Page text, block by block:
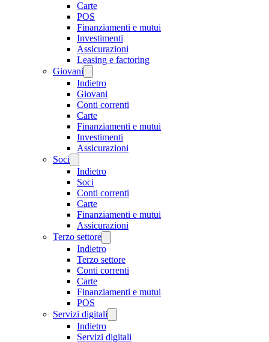
Carte
POS
Finanziamenti e mutui
Investimenti
Assicurazioni
Leasing e factoring
Giovani
Indietro
Giovani
Conti correnti
Carte
Finanziamenti e mutui
Investimenti
Assicurazioni
Soci
Indietro
Soci
Conti correnti
Carte
Finanziamenti e mutui
Assicurazioni
Terzo settore
Indietro
Terzo settore
Conti correnti
Carte
Finanziamenti e mutui
POS
Servizi digitali
Indietro
Servizi digitali